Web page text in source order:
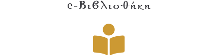
e-Βιβλιοθήκη